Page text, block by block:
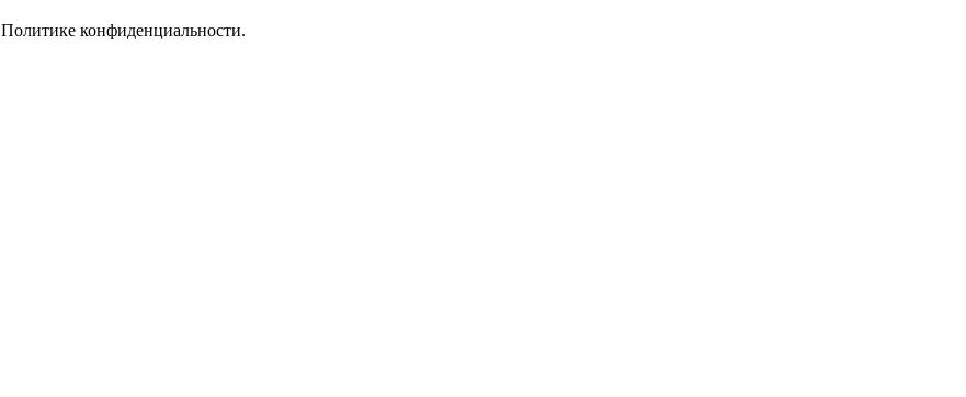
Политике конфиденциальности.